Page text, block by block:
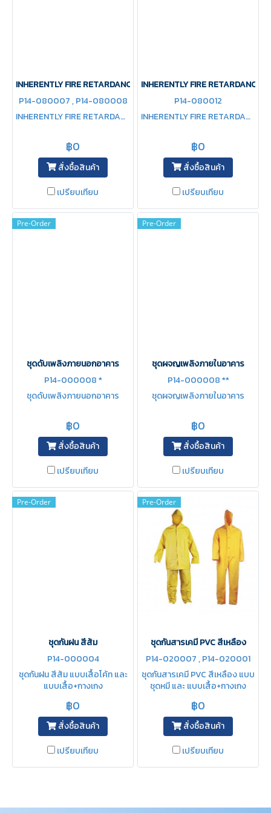
INHERENTLY FIRE RETARDANCE Jacket+Panta
P14-080007 , P14-080008
INHERENTLY FIRE RETARDANCE Jacket+Panta
฿0
สั่งซื้อสินค้า
เปรียบเทียบ
INHERENTLY FIRE RETARDANCE
P14-080012
INHERENTLY FIRE RETARDANCE COVERALL
฿0
สั่งซื้อสินค้า
เปรียบเทียบ
Pre-Order
ชุดดับเพลิงภายนอกอาคาร
P14-000008 *
ชุดดับเพลิงภายนอกอาคาร
฿0
สั่งซื้อสินค้า
เปรียบเทียบ
Pre-Order
ชุดผจญเพลิงภายในอาคาร
P14-000008 **
ชุดผจญเพลิงภายในอาคาร
฿0
สั่งซื้อสินค้า
เปรียบเทียบ
Pre-Order
ชุดกันฝน สีส้ม
P14-000004
ชุดกันฝน สีส้ม แบบเสื้อโค้ท และ
แบบเสื้อ+กางเกง
฿0
สั่งซื้อสินค้า
เปรียบเทียบ
Pre-Order
ชุดกันสารเคมี PVC สีเหลือง
P14-020007 , P14-020001
ชุดกันสารเคมี PVC สีเหลือง แบบ
ชุดหมี และ แบบเสื้อ+กางเกง
฿0
สั่งซื้อสินค้า
เปรียบเทียบ